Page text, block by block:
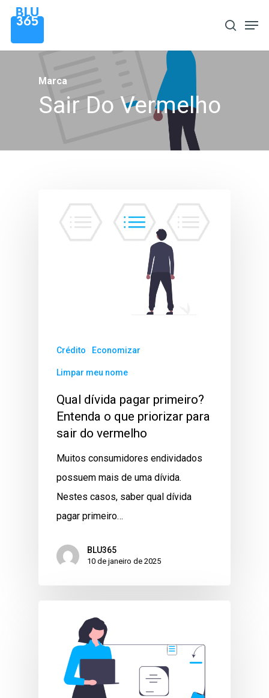
Pular
para
procura
Marca
Sair Do Vermelho
Crédito Economizar
Limpar meu nome
Qual dívida pagar primeiro?
Entenda o que priorizar para
sair do vermelho
Muitos consumidores endividados
possuem mais de uma dívida.
Nestes casos, saber qual dívida
pagar primeiro…
BLU365
10 de janeiro de 2025